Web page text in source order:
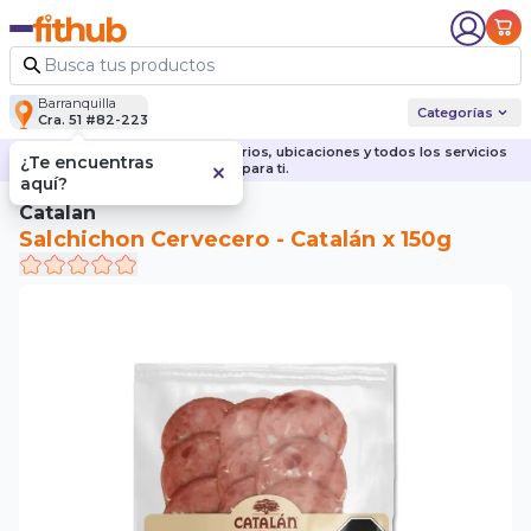
Barranquilla
Cra. 51 #82-223
Categorías
Descubre nuestras sedes, horarios, ubicaciones y todos los servicios
para ti.
Catalan
Salchichon Cervecero - Catalán x 150g
¿Te encuentras
aquí?